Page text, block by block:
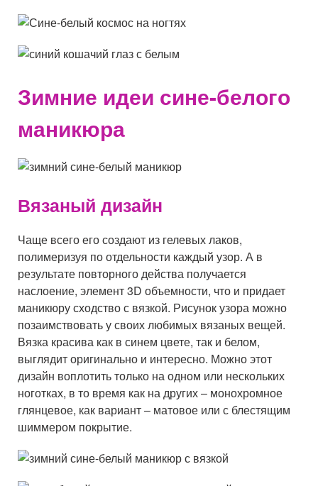
Зимние идеи сине-белого
маникюра
Вязаный дизайн
Чаще всего его создают из гелевых лаков,
полимеризуя по отдельности каждый узор. А в
результате повторного действа получается
наслоение, элемент 3D объемности, что и придает
маникюру сходство с вязкой. Рисунок узора можно
позаимствовать у своих любимых вязаных вещей.
Вязка красива как в синем цвете, так и белом,
выглядит оригинально и интересно. Можно этот
дизайн воплотить только на одном или нескольких
ноготках, в то время как на других – монохромное
глянцевое, как вариант – матовое или с блестящим
шиммером покрытие.